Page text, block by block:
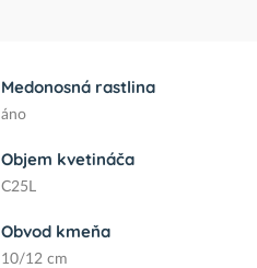
Medonosná rastlina
áno
Objem kvetináča
C25L
Obvod kmeňa
10/12 cm